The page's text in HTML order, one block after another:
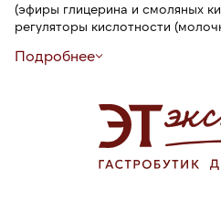
(эфиры глицерина и смоляных
регуляторы кислотности
антиокислитель (альфа-
Подробнее